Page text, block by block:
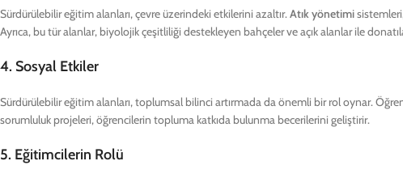
Sürdürülebilir eğitim alanları, çevre üzerindeki etkilerini azaltır.Atık yönetimi
Ayrıca, bu tür alanlar, biyolojik çeşitliliği destekleyen bahçeler ve açık alanlar ile
4. Sosyal Etkiler
Sürdürülebilir eğitim alanları, toplumsal bilinci artırmada da önemli bir rol oynar.
sorumluluk projeleri, öğrencilerin topluma katkıda bulunma becerilerini geliştirir.
5. Eğitimcilerin Rolü